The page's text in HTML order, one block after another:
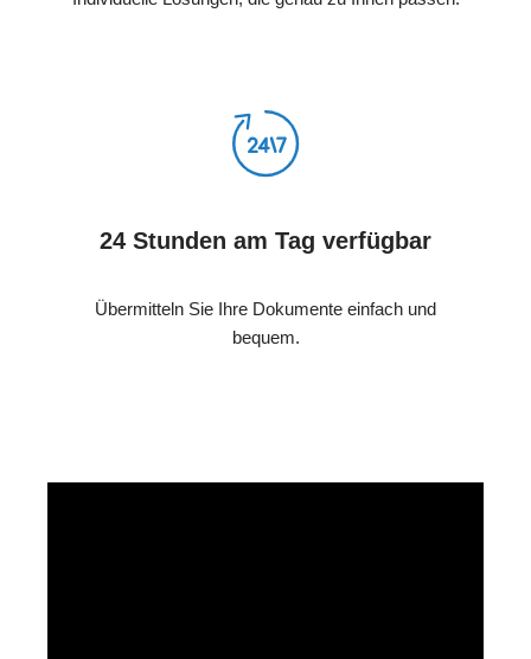
24 Stunden am Tag verfügbar
Übermitteln Sie Ihre Dokumente einfach und
bequem.